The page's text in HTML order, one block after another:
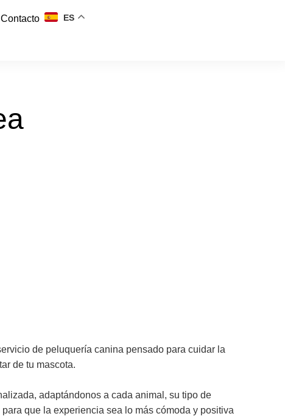
Contacto ES
de peluquería canina pensado para cuidar la
de tu mascota.
adaptándonos a cada animal, su tipo de
que la experiencia sea lo más cómoda y positiva